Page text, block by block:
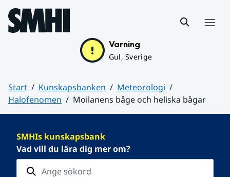
Hoppa till sidans innehåll
Varning
Gul, Sverige
Start Kunskapsbanken
Meteorologi
Halofenomen
Moilanens båge och heliska bågar
SMHIs kunskapsbank
Vad vill du lära dig mer om?